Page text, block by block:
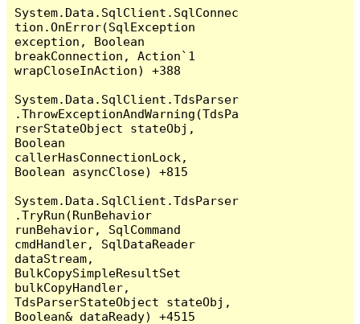
System.Data.SqlClient.SqlConnec
tion.OnError(SqlException
exception, Boolean
breakConnection, Action`1
wrapCloseInAction) +388
System.Data.SqlClient.TdsParser
.ThrowExceptionAndWarning(TdsPa
rserStateObject stateObj,
Boolean
callerHasConnectionLock,
Boolean asyncClose) +815
System.Data.SqlClient.TdsParser
.TryRun(RunBehavior
runBehavior, SqlCommand
cmdHandler, SqlDataReader
dataStream,
BulkCopySimpleResultSet
bulkCopyHandler,
TdsParserStateObject stateObj,
Boolean& dataReady) +4515